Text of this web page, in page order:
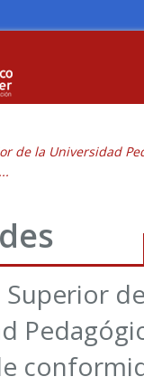
de la Universidad
Superior